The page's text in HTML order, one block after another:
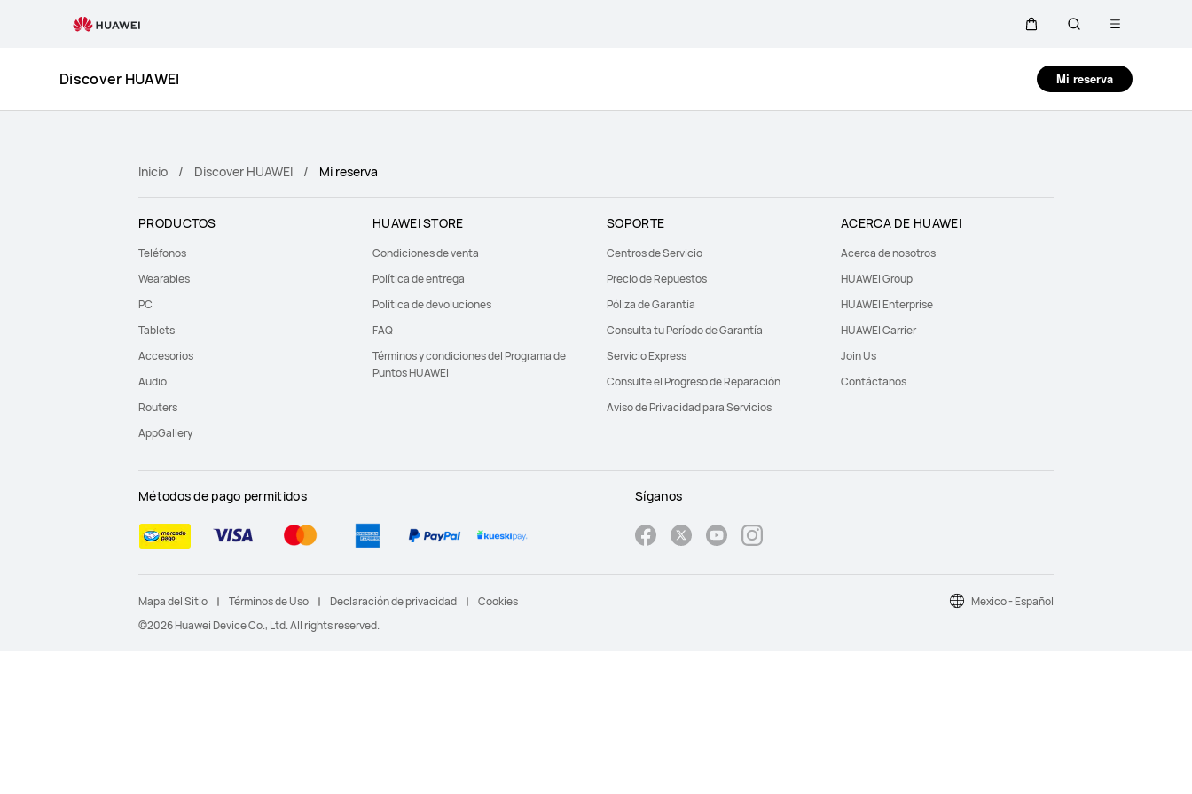
Abrir
Discover HUAWEI
Mi reserva
Inicio Discover HUAWEI Mi reserva
PRODUCTOS
Teléfonos
Wearables
PC
Tablets
Accesorios
Audio
Routers
AppGallery
HUAWEI STORE
Condiciones de venta
Política de entrega
Política de devoluciones
FAQ
Términos y condiciones del Programa de
Puntos HUAWEI
SOPORTE
Centros de Servicio
Precio de Repuestos
Póliza de Garantía
Consulta tu Período de Garantía
Servicio Express
Consulte el Progreso de Reparación
Aviso de Privacidad para Servicios
ACERCA DE HUAWEI
Acerca de nosotros
HUAWEI Group
HUAWEI Enterprise
HUAWEI Carrier
Join Us
Contáctanos
Métodos de pago permitidos Síganos
©2026 Huawei Device Co., Ltd. All rights reserved.
Mapa del Sitio Términos de Uso Declaración de privacidad Cookies Mexico - Español